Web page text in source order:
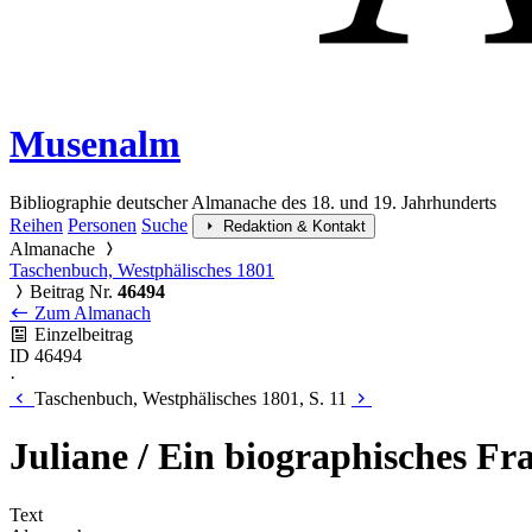
Musenalm
Bibliographie deutscher Almanache des 18. und 19. Jahrhunderts
Reihen Personen Suche Redaktion & Kontakt
Almanache
Taschenbuch, Westphälisches 1801
Beitrag Nr. 46494
Zum Almanach
Einzelbeitrag
ID 46494
·
Taschenbuch, Westphälisches 1801, S. 11
Juliane / Ein biographisches
Text